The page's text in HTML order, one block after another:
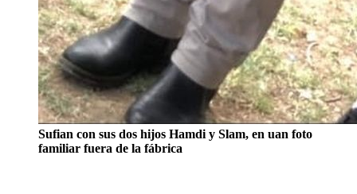
Sufian con sus dos hijos Hamdi y Slam, en uan foto
familiar fuera de la fábrica